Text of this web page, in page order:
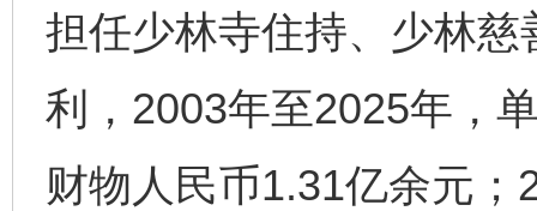
担任少林寺住持、少林
利，2003年至2025年，
财物人民币1.31亿余元